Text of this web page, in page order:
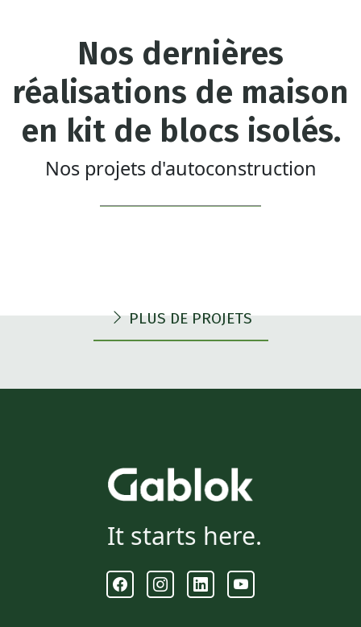
Nos dernières
réalisations de maison
en kit de blocs isolés.
Nos projets d'autoconstruction
PLUS DE PROJETS
It starts here.
FacebookInstagramLinkedinYoutube